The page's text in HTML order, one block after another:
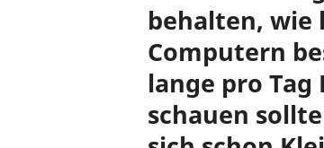
behalten, wie
Computern
lange pro
schauen